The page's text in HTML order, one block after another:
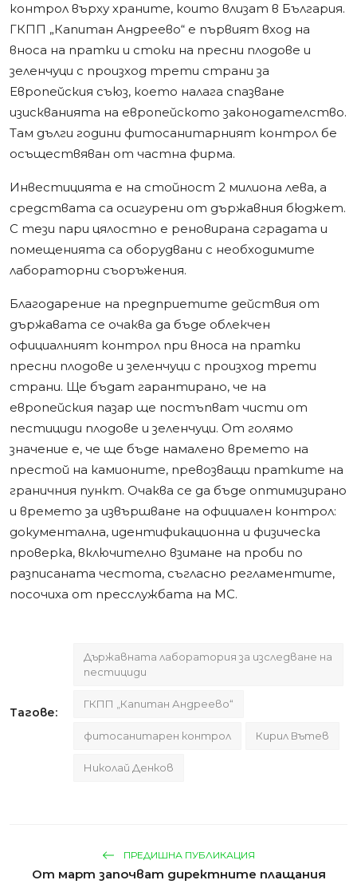
контрол върху храните, които влизат в България.
ГКПП „Капитан Андреево“ е първият вход на
вноса на пратки и стоки на пресни плодове и
зеленчуци с произход трети страни за
Европейския съюз, което налага спазване
изискванията на европейското законодателство.
Tам дълги години фитосанитарният контрол бе
осъществяван от частна фирма.
Инвестицията е на стойност 2 милиона лева, а
средствата са осигурени от държавния бюджет.
С тези пари цялостно е реновирана сградата и
помещенията са оборудвани с необходимите
лабораторни съоръжения.
Благодарение на предприетите действия от
държавата се очаква да бъде облекчен
официалният контрол при вноса на пратки
пресни плодове и зеленчуци с произход трети
страни. Ще бъдат гарантирано, че на
европейския пазар ще постъпват чисти от
пестициди плодове и зеленчуци. От голямо
значение е, че ще бъде намалено времето на
престой на камионите, превозващи пратките на
граничния пункт. Очаква се да бъде оптимизирано
и времето за извършване на официален контрол:
документална, идентификационна и физическа
проверка, включително взимане на проби по
разписаната честота, съгласно регламентите,
посочиха от пресслужбата на МС.
Тагове:
Държавната лаборатория за изследване на
пестициди
ГКПП „Капитан Андреево“
фитосанитарен контрол Кирил Вътев
Николай Денков
ПРЕДИШНА ПУБЛИКАЦИЯ
От март започват директните плащания